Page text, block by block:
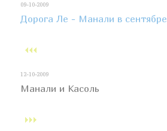
09-10-2009
Дорога Ле - Манали в сентябре
12-10-2009
Манали и Касоль